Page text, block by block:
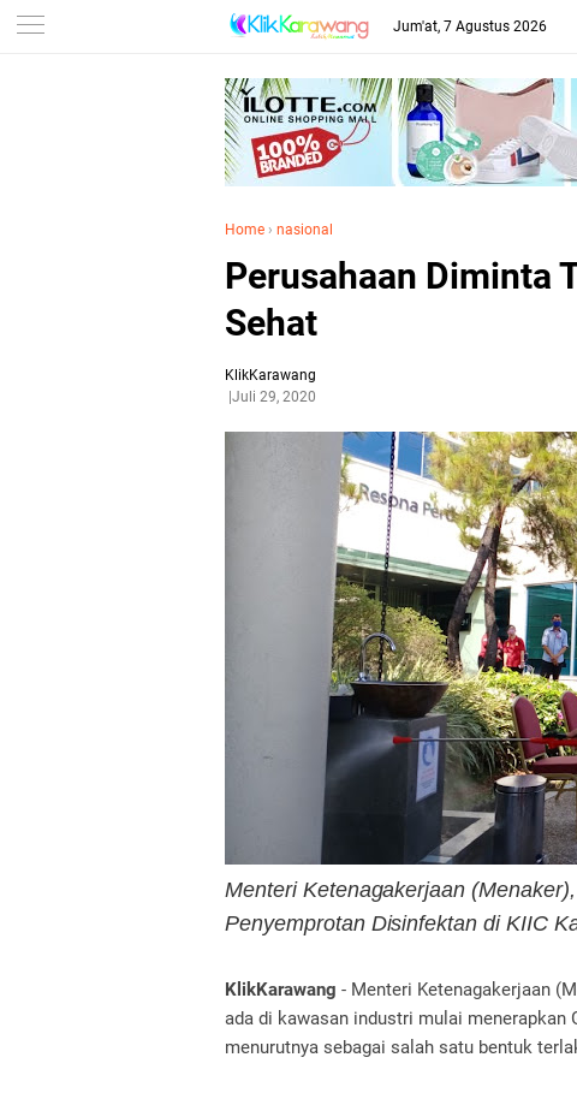
Jum'at, 7 Agustus 2026
Home › nasional
Perusahaan Diminta
Sehat
KlikKarawang
Juli 29, 2020
Menteri Ketenagakerjaan
Penyemprotan Disinfektan di KIIC
KlikKarawang - Menteri Ketenagakerjaan
ada di kawasan industri mulai menerapkan
menurutnya sebagai salah satu bentuk